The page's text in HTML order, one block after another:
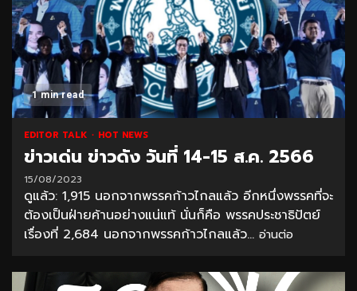
1 min read
EDITOR TALK HOT NEWS
ข่าวเด่น ข่าวดัง วันที่ 14-15 ส.ค. 2566
15/08/2023
ดูแล้ว: 1,915 นอกจากพรรคก้าวไกลแล้ว อีกหนึ่งพรรคที่จะ
ต้องเป็นฝ่ายค้านอย่างแน่แท้ นั่นก็คือ พรรคประชาธิปัตย์
เรื่องที่ 2,684 นอกจากพรรคก้าวไกลแล้ว... อ่านต่อ